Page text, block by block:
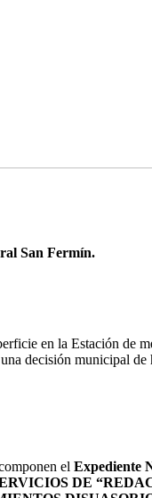
San Fermín.
en la Estación de
decisión municipal de
el Expediente
DE